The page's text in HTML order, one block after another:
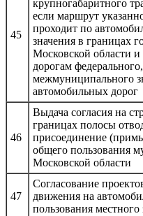
45
крупногабаритного
если маршрут
проходит по
значения в границах
Московской области
дорогам
межмуниципального
автомобильных дорог
46
Выдача согласия на
границах полосы
присоединение
общего пользования
Московской области
47
Согласование
движения на
пользования